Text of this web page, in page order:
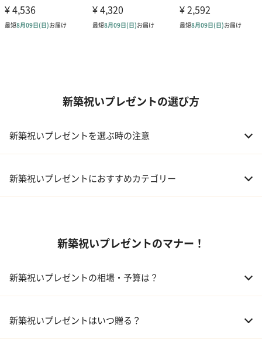
新築祝いプレゼントの選び方
新築祝いプレゼントを選ぶ時の注意
新築祝いプレゼントにおすすめカテゴリー
03 アルコール
05 ハーバリウム
新築祝いプレゼントのマナー！
新築祝いプレゼントの相場・予算は？
02 両親 10,000～50,000円
新築祝いプレゼントはいつ贈る？